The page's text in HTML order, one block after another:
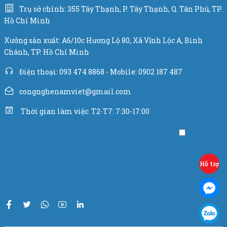
Tham khảo máy chiết rót sơn hoạt động.
Trụ sở chính: 355 Tây Thạnh, P. Tây Thạnh, Q. Tân Phú, TP.
Hồ Chí Minh
Xưởng sản xuất: A6/10c Hương Lộ 80, Xã Vĩnh Lộc A, Bình
Chánh, TP. Hồ Chí Minh
Điện thoại: 093 474 8868 - Mobile: 0902 187 487
congnghenamviet@gmail.com
Thời gian làm việc: T2-T7: 7:30-17:00
Hỗ trợ